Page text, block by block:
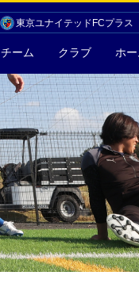
チーム クラブ ホ
東京ユナイテッドFCプラス